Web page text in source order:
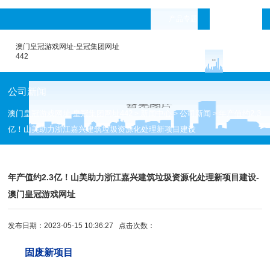
澳门皇冠游戏网址-皇冠集团网址
442
公司新闻
澳门皇冠游戏网址-皇冠集团网址442 >公司新闻 >
亿！山美助力浙江嘉兴建筑垃圾资源化处理新项目建设
年产值约2.3亿！山美助力浙江嘉兴建筑垃圾资源化处理新项目建设-
澳门皇冠游戏网址
发布日期：2023-05-15 10:36:27 点击次数：
固废新项目